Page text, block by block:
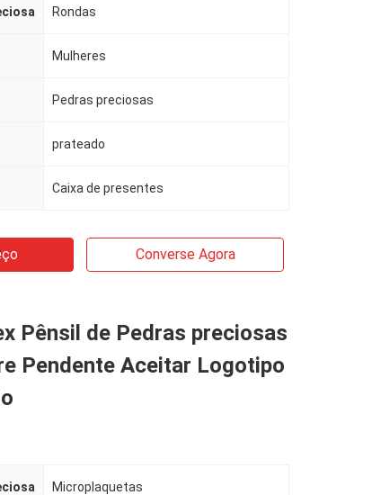
Rondas
Mulheres
Pedras preciosas
prateado
Caixa de presentes
Converse Agora
Pênsil de Pedras preciosas
Pendente Aceitar Logotipo
Microplaquetas